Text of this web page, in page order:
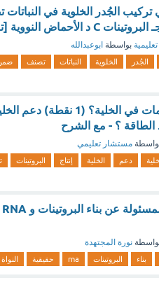
تركيب الجُدر الخلوية في
بواسطة ابوعبدالله
الجُدر الخلوية النباتات تصنف
ما هو الدور الرئيسي للريبوسومات في
الطاقة ؟ - مع الشرح
مستشار تعليمي
دعم الخلية إنتاج البروتينات
نورة المجتهدة
بناء البروتينات rna حقيقية النواة